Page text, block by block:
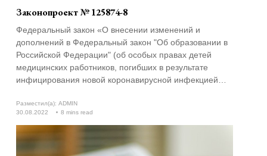
Законопроект № 125874-8
Федеральный закон «О внесении изменений и
дополнений в Федеральный закон "Об образовании в
Российской Федерации" (об особых правах детей
медицинских работников, погибших в результате
инфицирования новой коронавирусной инфекцией
обязанностей)»
Разместил(а): ADMIN
30.08.2022
8 mins read